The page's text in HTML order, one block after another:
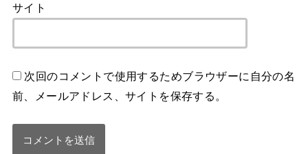
サイト
次回のコメントで使用するためブラウザーに自分の名
前、メールアドレス、サイトを保存する。